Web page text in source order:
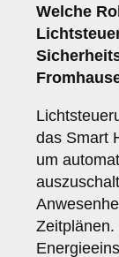
Welche
das Smart
um